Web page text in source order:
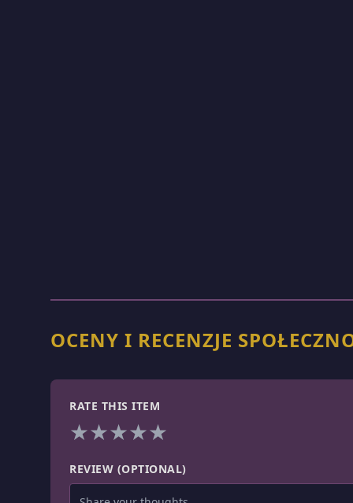
OCENY I RECENZJE
RATE THIS ITEM
★★★★★
REVIEW (OPTIONAL)